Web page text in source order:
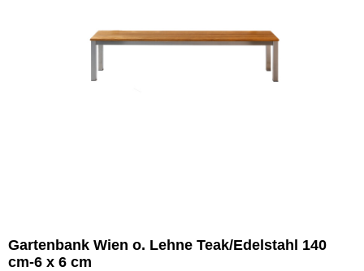
Gartenbank Wien o. Lehne Teak/Edelstahl 140
cm-6 x 6 cm